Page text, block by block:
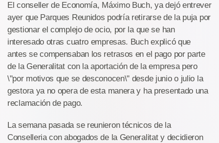
El conseller de Economía, Máximo Buch, ya dejó entrever
ayer que Parques Reunidos podría retirarse de la puja por
gestionar el complejo de ocio, por la que se han
interesado otras cuatro empresas. Buch explicó que
antes se compensaban los retrasos en el pago por parte
de la Generalitat con la aportación de la empresa pero
\"por motivos que se desconocen\" desde junio o julio la
gestora ya no opera de esta manera y ha presentado una
reclamación de pago.
La semana pasada se reunieron técnicos de la
Conselleria con abogados de la Generalitat y decidieron